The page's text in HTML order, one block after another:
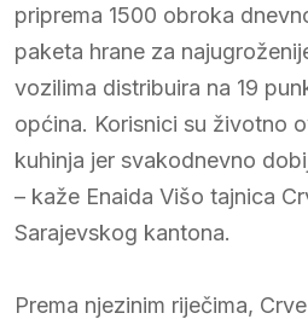
priprema 1500 obroka
paketa hrane za
vozilima distribuira na 19
općina. Korisnici su životno
kuhinja jer svakodnevno
– kaže Enaida Višo tajnica
Sarajevskog kantona.
Prema njezinim riječima,